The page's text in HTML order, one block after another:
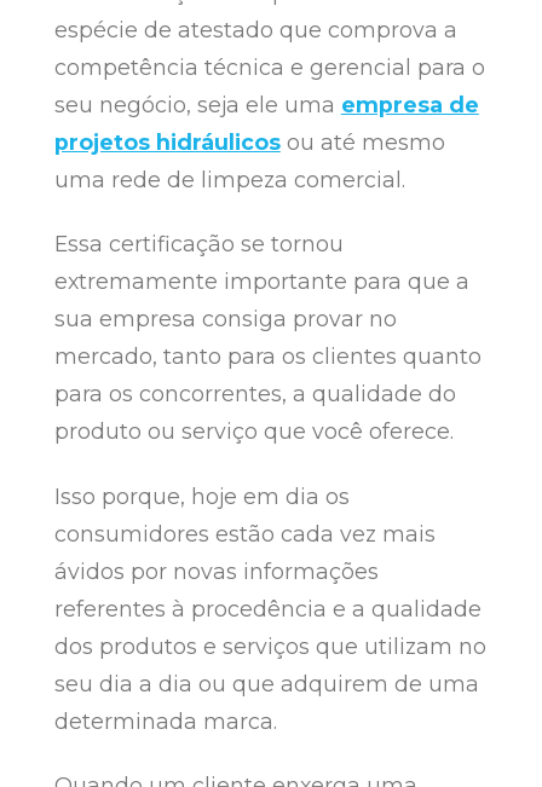
espécie de atestado que comprova a
competência técnica e gerencial para o
seu negócio, seja ele uma empresa de
projetos hidráulicosou até mesmo
uma rede de limpeza comercial.
Essa certificação se tornou
extremamente importante para que a
sua empresa consiga provar no
mercado, tanto para os clientes quanto
para os concorrentes, a qualidade do
produto ou serviço que você oferece.
Isso porque, hoje em dia os
consumidores estão cada vez mais
ávidos por novas informações
referentes à procedência e a qualidade
dos produtos e serviços que utilizam no
seu dia a dia ou que adquirem de uma
determinada marca.